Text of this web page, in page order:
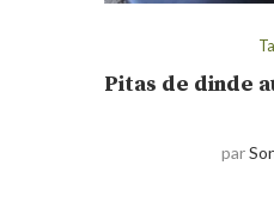
Pitas de dinde
par